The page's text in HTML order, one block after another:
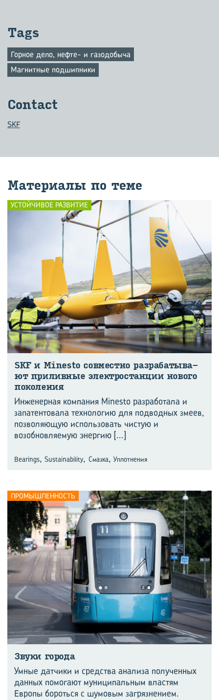
Tags
Горное дело, нефте- и газодобыча
Магнитные подшипники
Contact
SKF
Ма­те­ри­а­лы по теме
УСТОЙЧИВОЕ РАЗВИТИЕ
SKF и Minesto сов­мест­но раз­ра­ба­ты­ва­
ют при­лив­ные элек­тро­стан­ции но­во­го
по­ко­ле­ния
Инженерная компания Minesto разработала и
запатентовала технологию для подводных змеев,
позволяющую использовать чистую и
возобновляемую энергию [...]
Bearings, Sustainability, Смазка, Уплотнения
ПРОМЫШЛЕННОСТЬ
Звуки го­ро­да
Умные датчики и средства анализа полученных
данных помогают муниципальным властям
Европы бороться с шумовым загрязнением.